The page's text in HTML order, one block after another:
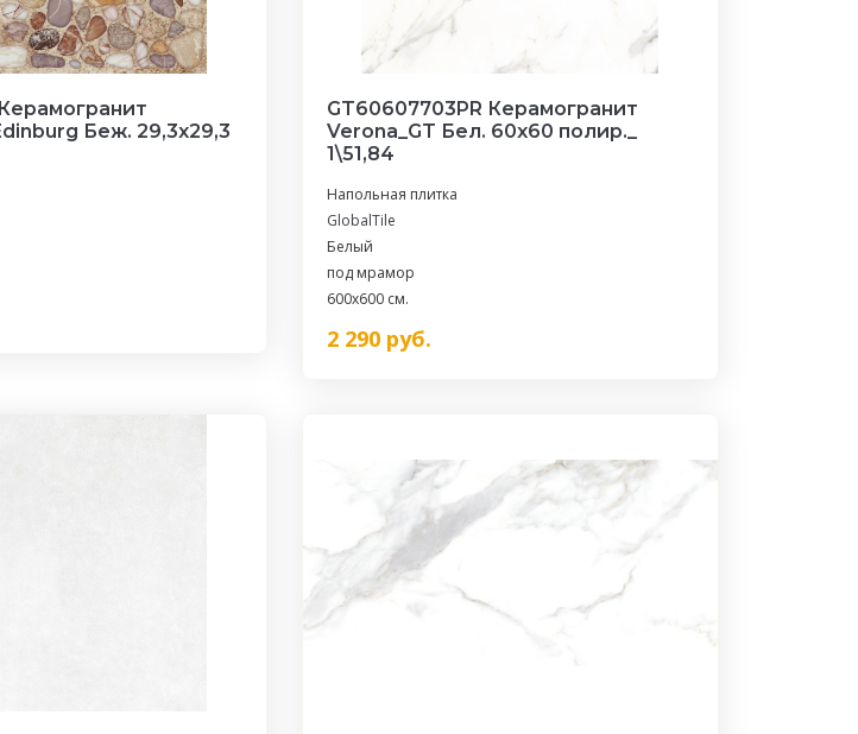
Беж. 29,3x29,3
GT60607703PR Керамогранит
Verona_GT Бел. 60x60 полир._
1\51,84
Напольная плитка
GlobalTile
Белый
под мрамор
600x600 см.
2 290руб.